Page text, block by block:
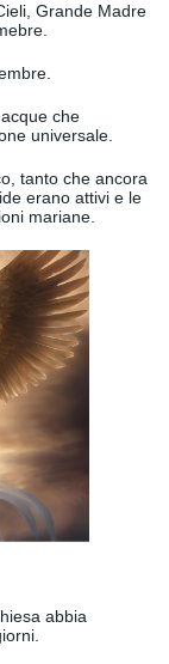
Grande Madre
che
universale.
tanto che ancora
erano attivi e le
mariane.
abbia